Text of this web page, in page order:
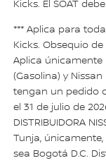
Kicks. El SOAT
*** Aplica para
Kicks. Obsequio
Aplica únicamente
(Gasolina) y Nissan
tengan un pedido
el 31 de julio de
DISTRIBUIDORA
Tunja,
sea Bogotá D.C.